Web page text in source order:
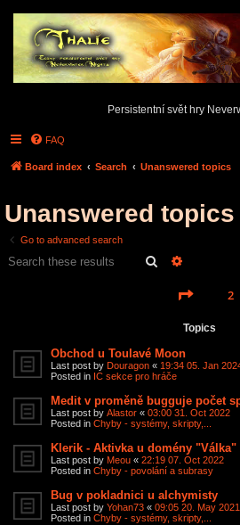
Persistentní svět hry
FAQ
Board index Search Unanswered topics
Unanswered topics
Go to advanced search
Search
Page 1of
2
Topics
Obchod u Toulavé Moon
Last post by Douragon « 19:34 05. Jan
Posted in IC sekce pro hráče
Medit v proměně bugguje počet
Last post by Alastor « 03:00 31. Oct 2022
Posted in Chyby - systémy, skripty,...
Klerik - Aktivka u domény "Válka"
Last post by Meou « 22:19 07. Oct 2022
Posted in Chyby - povolání a subrasy
Bug v pokladnici u alchymisty
Last post by Yohan73 « 09:05 20. May 2021
Posted in Chyby - systémy, skripty,...